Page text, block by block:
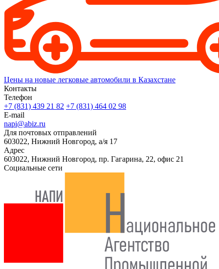
Цены на новые легковые автомобили в Казахстане
Контакты
Телефон
+7 (831) 439 21 82 +7 (831) 464 02 98
E-mail
napi@abiz.ru
Для почтовых отправлений
603022, Нижний Новгород, а/я 17
Адрес
603022, Нижний Новгород, пр. Гагарина, 22, офис 21
Социальные сети